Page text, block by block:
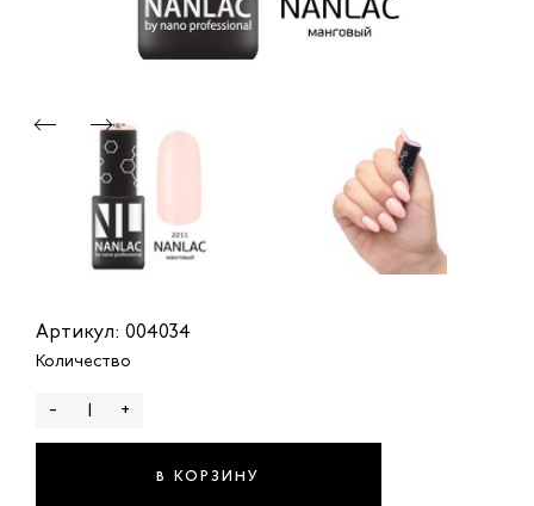
Артикул: 004034
Количество
- +
В КОРЗИНУ